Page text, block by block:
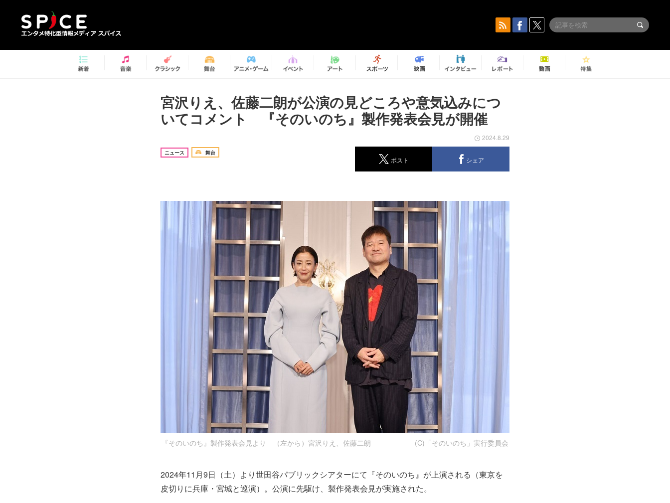
宮沢りえ、佐藤二朗が公演の見どころや意気込みにつ
いてコメント 『そのいのち』製作発表会見が開催
ニュース 舞台
2024.8.29
ポスト シェア
『そのいのち』製作発表会見より （左から）宮沢りえ、佐藤二朗 (C)「そのいのち」実行委員会
2024年11月9日（土）より世田谷パブリックシアターにて『そのいのち』が上演される（東京を
皮切りに兵庫・宮城と巡演）。公演に先駆け、製作発表会見が実施された。